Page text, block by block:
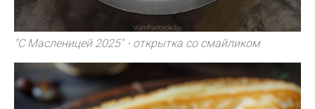
"С Масленицей 2025" - открытка со смайликом